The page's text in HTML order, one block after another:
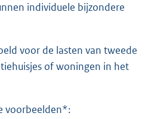
individuele bijzondere
voor de lasten van tweede
of woningen in het
voorbeelden*: